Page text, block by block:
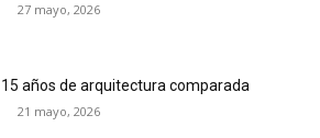
27 mayo, 2026
15 años de arquitectura comparada
21 mayo, 2026